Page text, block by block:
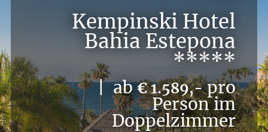
Kempinski Hotel
Bahia Estepona
*****
| ab€ 1.589,-pro
Person im
Doppelzimmer